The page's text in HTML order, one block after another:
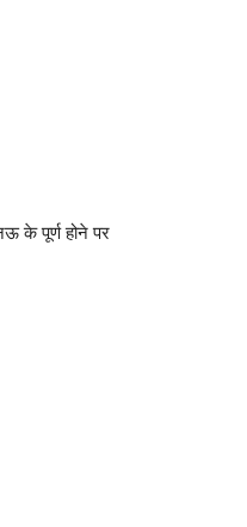
के पूर्ण होने पर